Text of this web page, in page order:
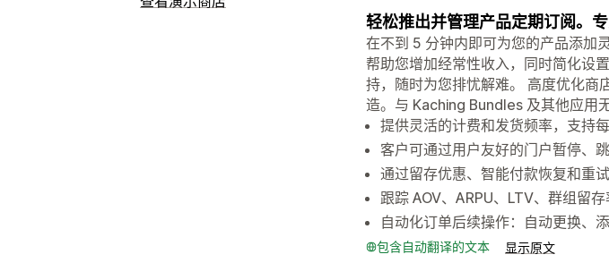
轻松推出并管理产品定期订阅。
在不到 5 分钟内即可为您的产品添加
帮助您增加经常性收入，同时简化设
持，随时为您排忧解难。 高度优化
造。与 Kaching Bundles 及其他应用
提供灵活的计费和发货频率，支持
客户可通过用户友好的门户暂停、
通过留存优惠、智能付款恢复和重
跟踪 AOV、ARPU、LTV、群组留
自动化订单后续操作：自动更换、
包含自动翻译的文本 显示原文